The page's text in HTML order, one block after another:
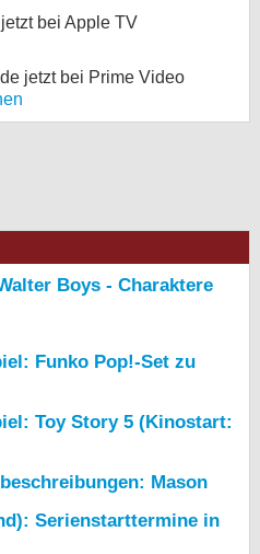
bei Apple TV
jetzt bei Prime Video
Boys - Charaktere
Funko Pop!-Set zu
Toy Story 5 (Kinostart:
Mason
Serienstarttermine in